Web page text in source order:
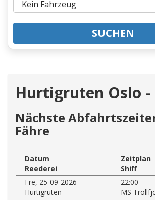
SUCHEN
Hurtigruten Oslo -
Nächste
Fähre
Datum
Zeitplan
Reederei
Shiff
Fre, 25-09-2026
22:00
Hurtigruten
MS